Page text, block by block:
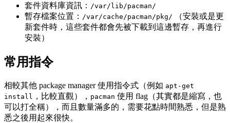
套件資料庫資訊： /var/lib/pacman/
暫存檔案位置： /var/cache/pacman/pkg/
（安裝或是更
新套件時，這些套件都會先被下載到這邊暫存，再進行
安裝）
常用指令
相較其他 package manager 使用指令式（例如 apt-get
install
，比較直觀）， pacman 使用 flag（其實都是縮寫，也
可以打全稱），而且數量滿多的，需要花點時間熟悉，但是熟
悉之後用起來很快。